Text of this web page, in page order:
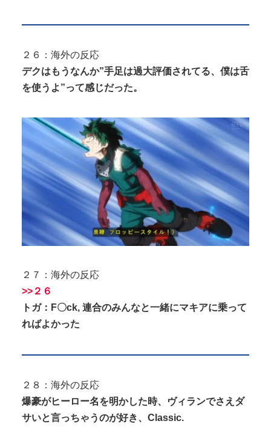
２６：海外の反応
デクはもうなんか”手足は過大評価されてる、僕は舌
を使うよ”って感じだった。
２７：海外の反応
>>２６
トガ：F〇ck, 連合のみんなと一緒にマキアに乗って
ればよかった
２８：海外の反応
爆豪がヒーロー名を明かした時、ヴィランでさえダ
サいと言っちゃうのが好き、Classic.